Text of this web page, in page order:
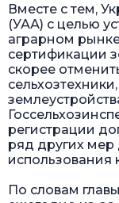
Вместе с тем,
(УАА) с целью
аграрном
сертификации
скорее
регистрации
ряд других
использования
По словам